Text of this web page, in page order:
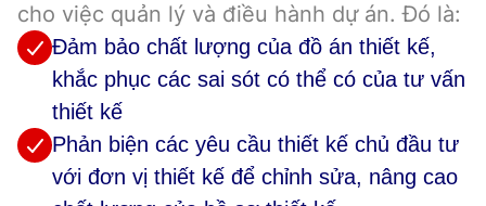
cho việc quản lý và điều hành dự án. Đó là:
Đảm bảo chất lượng của đồ án thiết kế,
khắc phục các sai sót có thể có của tư vấn
thiết kế
Phản biện các yêu cầu thiết kế chủ đầu tư
với đơn vị thiết kế để chỉnh sửa, nâng cao